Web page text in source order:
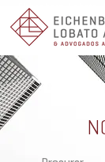
Eichenberg, Lobato,